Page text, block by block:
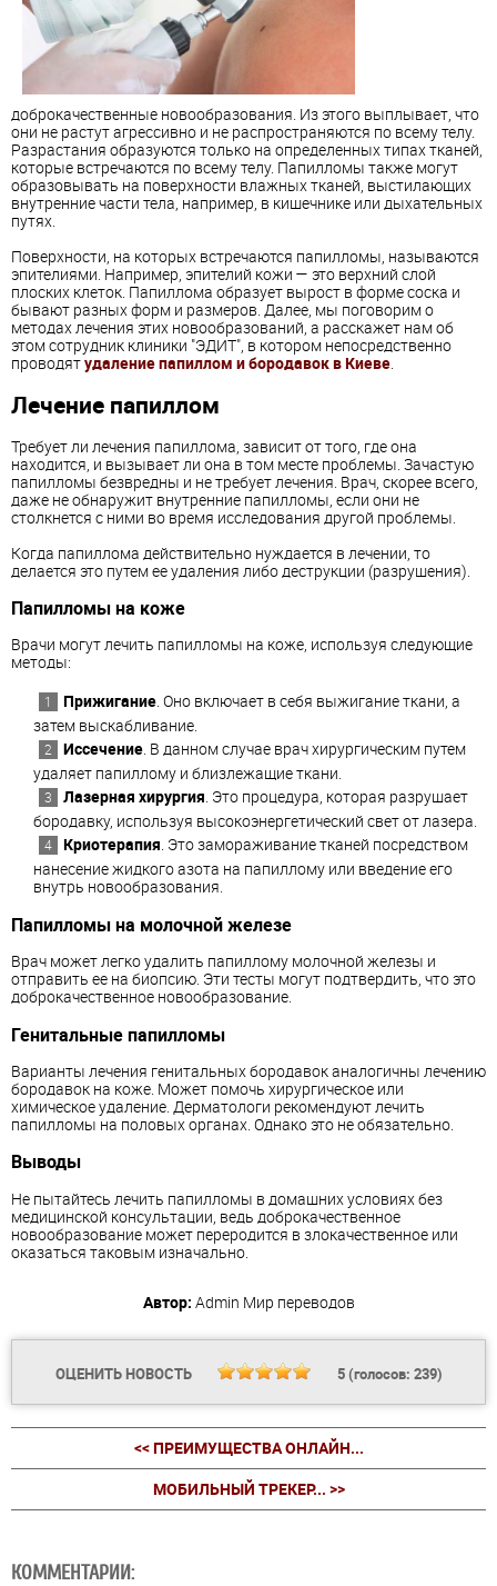
доброкачественные новообразования. Из этого выплывает, что
они не растут агрессивно и не распространяются по всему телу.
Разрастания образуются только на определенных типах тканей,
которые встречаются по всему телу. Папилломы также могут
образовывать на поверхности влажных тканей, выстилающих
внутренние части тела, например, в кишечнике или дыхательных
путях.
Поверхности, на которых встречаются папилломы, называются
эпителиями. Например, эпителий кожи — это верхний слой
плоских клеток. Папиллома образует вырост в форме соска и
бывают разных форм и размеров. Далее, мы поговорим о
методах лечения этих новообразований, а расскажет нам об
этом сотрудник клиники "ЭДИТ", в котором непосредственно
проводятудаление папиллом и бородавок в Киеве
Лечение папиллом
Требует ли лечения папиллома, зависит от того, где она
находится, и вызывает ли она в том месте проблемы. Зачастую
папилломы безвредны и не требует лечения. Врач, скорее всего,
даже не обнаружит внутренние папилломы, если они не
столкнется с ними во время исследования другой проблемы.
Когда папиллома действительно нуждается в лечении, то
делается это путем ее удаления либо деструкции (разрушения).
Папилломы на коже
Врачи могут лечить папилломы на коже, используя следующие
методы:
Прижигание. Оно включает в себя выжигание ткани, а
затем выскабливание.
Иссечение. В данном случае врач хирургическим путем
удаляет папиллому и близлежащие ткани.
Лазерная хирургия. Это процедура, которая разрушает
бородавку, используя высокоэнергетический свет от лазера.
Криотерапия. Это замораживание тканей посредством
нанесение жидкого азота на папиллому или введение его
внутрь новообразования.
Папилломы на молочной железе
Врач может легко удалить папиллому молочной железы и
отправить ее на биопсию. Эти тесты могут подтвердить, что это
доброкачественное новообразование.
Генитальные папилломы
Варианты лечения генитальных бородавок аналогичны лечению
бородавок на коже. Может помочь хирургическое или
химическое удаление. Дерматологи рекомендуют лечить
папилломы на половых органах. Однако это не обязательно.
Выводы
Не пытайтесь лечить папилломы в домашних условиях без
медицинской консультации, ведь доброкачественное
новообразование может переродится в злокачественное или
оказаться таковым изначально.
Автор: Admin Мир переводов
ОЦЕНИТЬ НОВОСТЬ 5(голосов: 239)
<< ПРЕИМУЩЕСТВА ОНЛАЙН...
МОБИЛЬНЫЙ ТРЕКЕР... >>
КОММЕНТАРИИ: